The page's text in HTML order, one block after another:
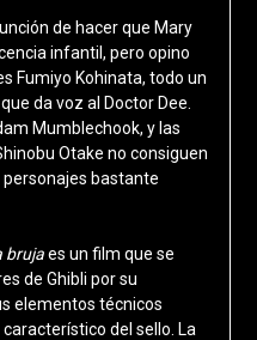
de hacer que Mary
infantil, pero opino
Fumiyo Kohinata, todo un
da voz al Doctor Dee.
Mumblechook, y las
Otake no consiguen
bastante
brujaes un film que se
de Ghibli por su
elementos técnicos
del sello. La